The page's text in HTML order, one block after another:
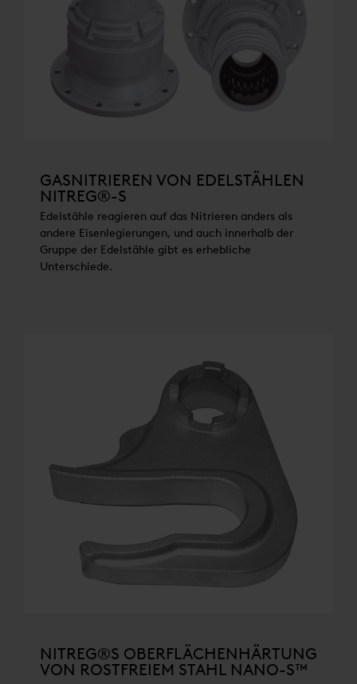
GASNITRIEREN VON EDELSTÄHLEN
NITREG®-S
Edelstähle reagieren auf das Nitrieren anders als
andere Eisenlegierungen, und auch innerhalb der
Gruppe der Edelstähle gibt es erhebliche
Unterschiede.
NITREG®S OBERFLÄCHENHÄRTUNG
VON ROSTFREIEM STAHL NANO-S™